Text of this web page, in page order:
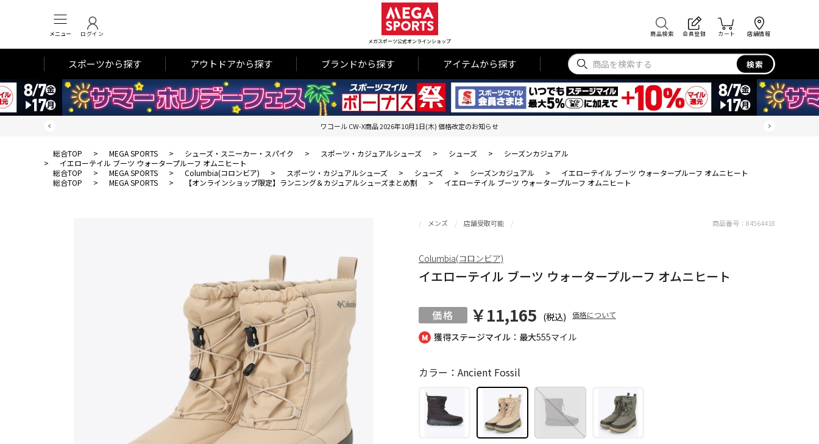
メニュー ログイン
メガスポーツ公式オンラインショップ
商品検索 会員登録 カート 店舗情報
スポーツから探す アウトドアから探す ブランドから探す アイテムから探す 検索
ワコール CW-X商品 2026年10月1日(木) 価格改定のお知らせ
総合TOP > MEGA SPORTS > シューズ・スニーカー・スパイク > スポーツ・カジュアルシューズ > シューズ >
シーズンカジュアル
>
イエローテイル ブーツ ウォータープルーフ オムニヒート
総合TOP
> MEGA SPORTS > Columbia(コロンビア) > スポーツ・カジュアルシューズ > シューズ > シーズンカジュアル >
イエローテイル ブーツ ウォータープルーフ オムニヒート
総合TOP
> MEGA SPORTS > 【オンラインショップ限定】ランニング＆カジュアルシューズまとめ割 > イエローテイル ブーツ ウォータープルーフ オムニヒート
獲得ステージマイル：最大555マイル
メンズ 店舗受取可能
イエローテイル ブーツ ウォータープルーフ オムニヒート
￥11,165 (税込) 価格について
カラー：Ancient Fossil
商品番号： 84564418
Columbia(コロンビア)